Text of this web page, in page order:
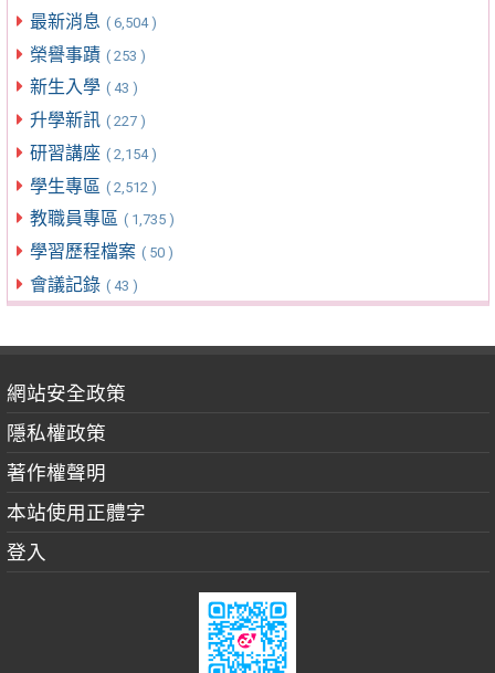
最新消息 ( 6,504 )
榮譽事蹟 ( 253 )
新生入學 ( 43 )
升學新訊 ( 227 )
研習講座 ( 2,154 )
學生專區 ( 2,512 )
教職員專區 ( 1,735 )
學習歷程檔案 ( 50 )
會議記錄 ( 43 )
網站安全政策
隱私權政策
著作權聲明
本站使用正體字
登入